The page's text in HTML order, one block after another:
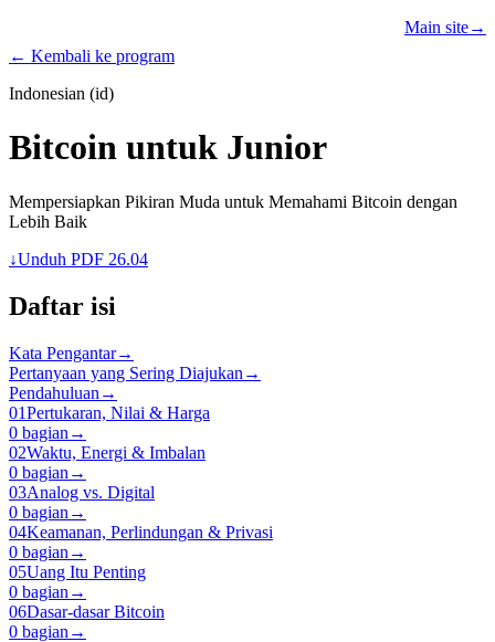
Main site→
← Kembali ke program
Indonesian (id)
Bitcoin untuk Junior
Mempersiapkan Pikiran Muda untuk Memahami Bitcoin dengan
Lebih Baik
↓Unduh PDF 26.04
Daftar isi
Kata Pengantar→
Pertanyaan yang Sering Diajukan →
Pendahuluan →
01Pertukaran, Nilai & Harga
0 bagian →
02Waktu, Energi & Imbalan
0 bagian →
03Analog vs. Digital
0 bagian →
04Keamanan, Perlindungan & Privasi
0 bagian →
05Uang Itu Penting
0 bagian →
06Dasar-dasar Bitcoin
0 bagian →